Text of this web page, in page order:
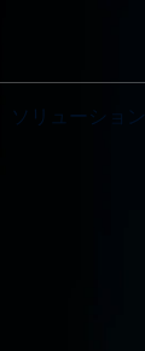
ソリューション